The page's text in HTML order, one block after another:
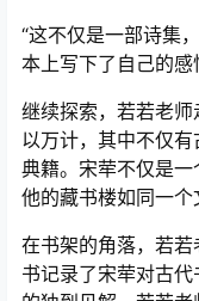
“这不仅是一部诗集
本上写下了自己的感
继续探索，若若老
以万计，其中不仅
典籍。宋荦不仅是一
他的藏书楼如同一个
在书架的角落，若
书记录了宋荦对古